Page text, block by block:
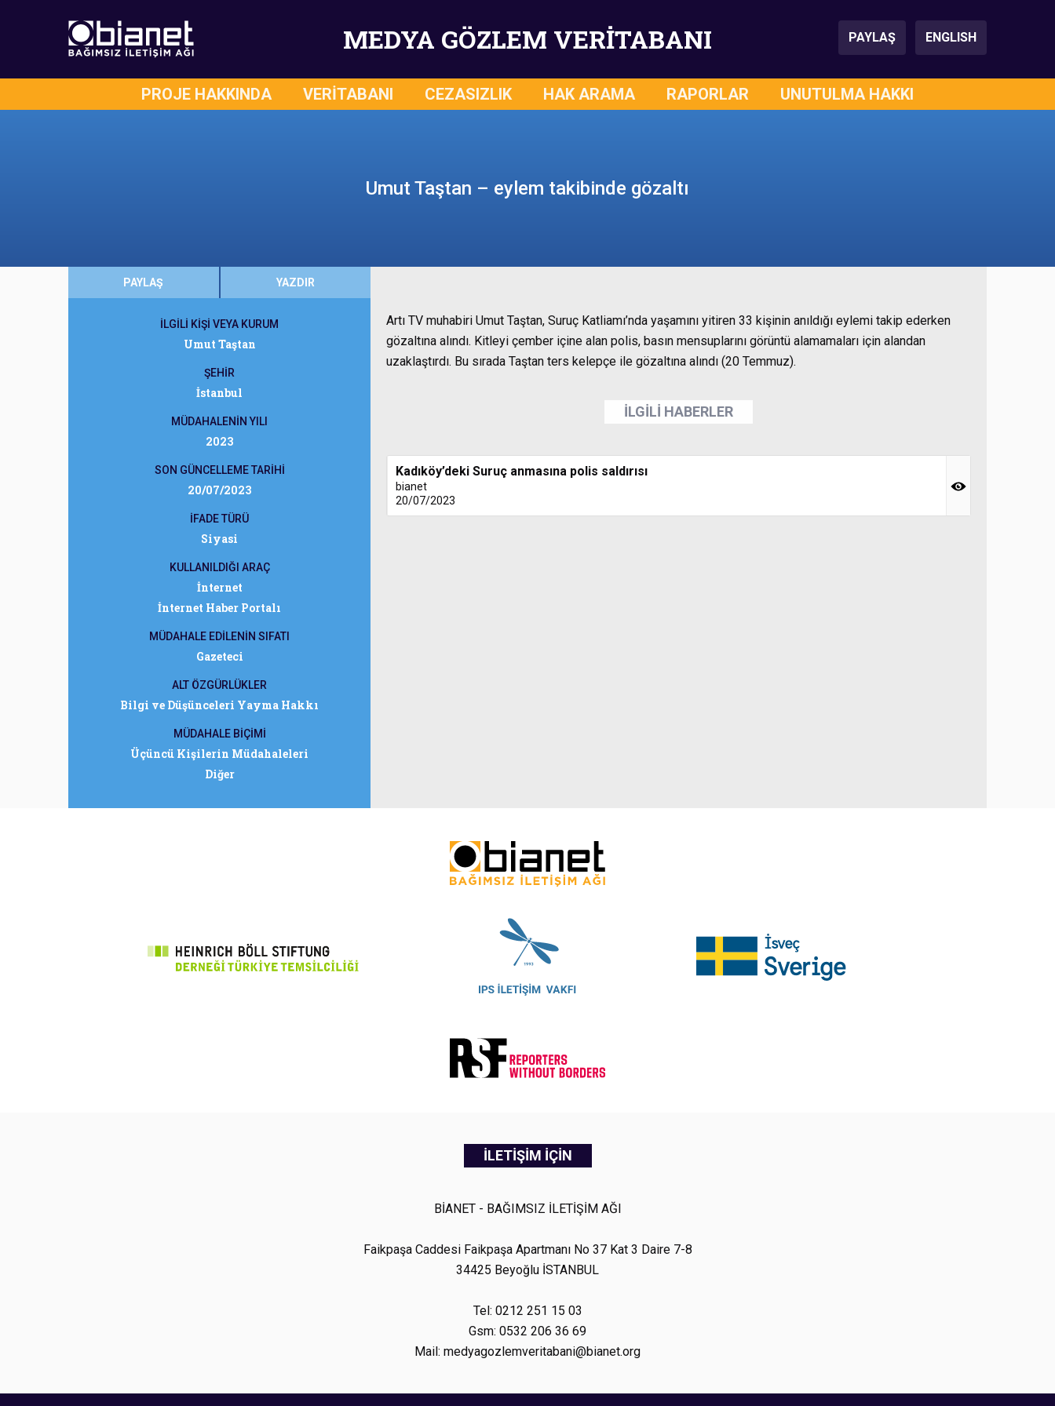
MEDYA GÖZLEM VERİTABANI PAYLAŞ ENGLISH
PROJE HAKKINDA VERİTABANI CEZASIZLIK HAK ARAMA RAPORLAR UNUTULMA HAKKI
Umut Taştan – eylem takibinde gözaltı
PAYLAŞ YAZDIR
İLGİLİ KİŞİ VEYA KURUM
Umut Taştan
ŞEHİR
İstanbul
MÜDAHALENİN YILI
2023
SON GÜNCELLEME TARİHİ
20/07/2023
İFADE TÜRÜ
Siyasi
KULLANILDIĞI ARAÇ
İnternet
İnternet Haber Portalı
MÜDAHALE EDİLENİN SIFATI
Gazeteci
ALT ÖZGÜRLÜKLER
Bilgi ve Düşünceleri Yayma Hakkı
MÜDAHALE BİÇİMİ
Üçüncü Kişilerin Müdahaleleri
Diğer
Artı TV muhabiri Umut Taştan, Suruç Katliamı’nda yaşamını yitiren 33 kişinin anıldığı eylemi takip ederken
gözaltına alındı. Kitleyi çember içine alan polis, basın mensuplarını görüntü alamamaları için alandan
uzaklaştırdı. Bu sırada Taştan ters kelepçe ile gözaltına alındı (20 Temmuz).
İLGİLİ HABERLER
Kadıköy’deki Suruç anmasına polis saldırısı
bianet
20/07/2023
İLETİŞİM İÇİN
BİANET - BAĞIMSIZ İLETİŞİM AĞI
Faikpaşa Caddesi Faikpaşa Apartmanı No 37 Kat 3 Daire 7-8
34425 Beyoğlu İSTANBUL
Tel: 0212 251 15 03
Gsm: 0532 206 36 69
Mail: medyagozlemveritabani@bianet.org